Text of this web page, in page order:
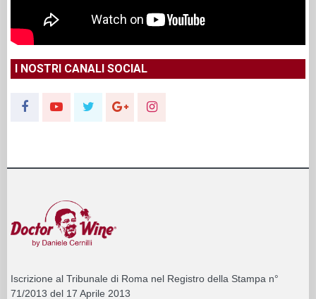
I NOSTRI CANALI SOCIAL
Iscrizione al Tribunale di Roma nel Registro della Stampa n°
71/2013 del 17 Aprile 2013